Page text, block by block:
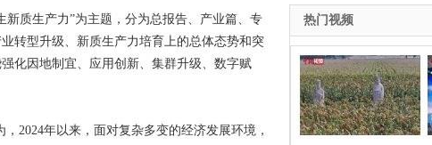
质生产力”为主题，分为总报告、产业篇、专
转型升级、新质生产力培育上的总体态势和突
化因地制宜、应用创新、集群升级、数字赋
2024年以来，面对复杂多变的经济发展环境，
热门视频